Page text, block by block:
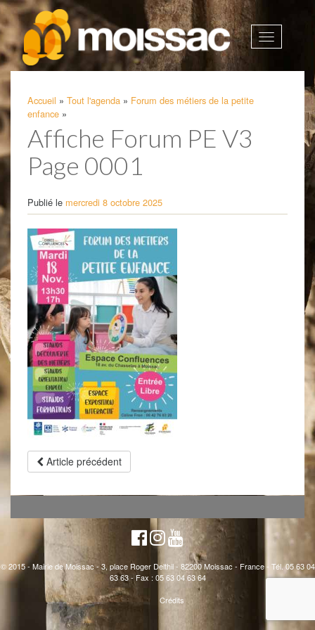
Afficher
Accueil » Tout l'agenda » Forum des métiers de la petite
enfance »
Affiche Forum PE V3
Page 0001
Publié le mercredi 8 octobre 2025
Article précédent
© 2015 - Mairie de Moissac - 3, place Roger Delthil - 82200 Moissac - France - Tél. 05 63 04
63 63 - Fax : 05 63 04 63 64
Crédits